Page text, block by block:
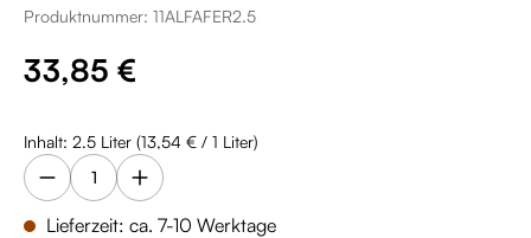
Produktnummer: 11ALFAFER2.5
Regulärer Preis:
33,85 €
Inhalt: 2.5 Liter (13,54 € / 1 Liter)
Lieferzeit: ca. 7-10 Werktage